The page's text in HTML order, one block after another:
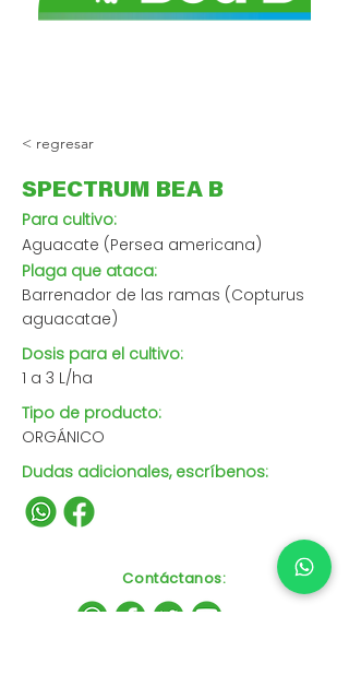
< regresar
SPECTRUM BEA B
Para cultivo:
Aguacate (Persea americana)
Plaga que ataca:
Barrenador de las ramas (Copturus
aguacatae)
Dosis para el cultivo:
1 a 3 L/ha
Tipo de producto:
ORGÁNICO
Dudas adicionales, escríbenos:
Contáctanos: